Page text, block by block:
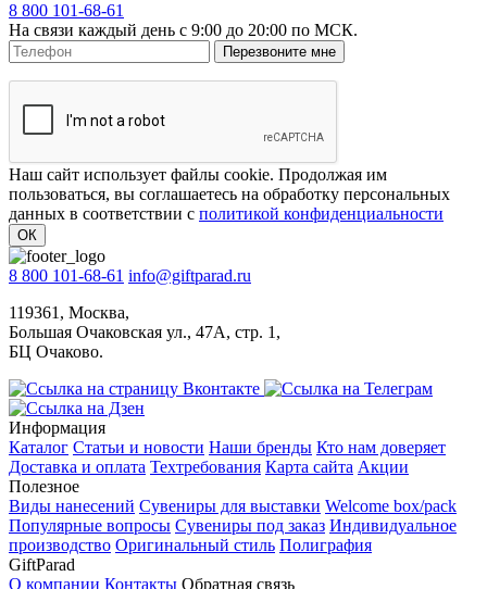
8 800 101-68-61
На связи каждый день с 9:00 до 20:00 по МСК.
Перезвоните мне
Наш сайт использует файлы cookie. Продолжая им
пользоваться, вы соглашаетесь на обработку персональных
данных в соответствии с политикой конфиденциальности
ОК
8 800 101-68-61 info@giftparad.ru
119361, Москва,
Большая Очаковская ул., 47А, стр. 1,
БЦ Очаково.
Информация
Каталог Статьи и новости Наши бренды Кто нам доверяет
Доставка и оплата Техтребования Карта сайта Акции
Полезное
Виды нанесений Сувениры для выставки Welcome box/pack
Популярные вопросы Сувениры под заказ Индивидуальное
производство Оригинальный стиль Полиграфия
GiftParad
О компании Контакты Обратная связь